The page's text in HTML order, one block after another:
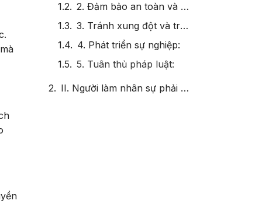
2. Đảm bảo an toàn và sức khỏe:
3. Tránh xung đột và tranh chấp:
4. Phát triển sự nghiệp:
5. Tuân thủ pháp luật:
II. Người làm nhân sự phải trang bị đủ kiến thức về Luật Lao Động để bảo vệ quyền lợi cho chính mình và người lao động